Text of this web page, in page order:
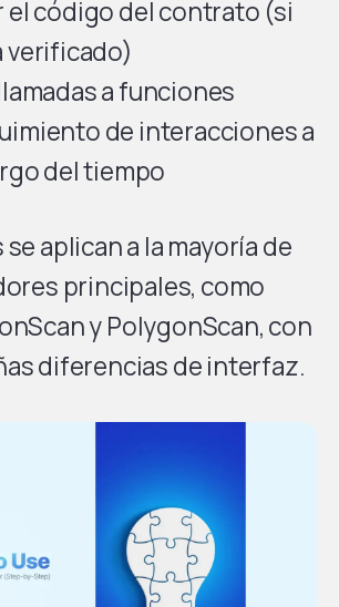
el código del contrato (si
verificado)
a funciones
de interacciones a
del tiempo
aplican a la mayoría de
principales, como
y PolygonScan, con
diferencias de interfaz.